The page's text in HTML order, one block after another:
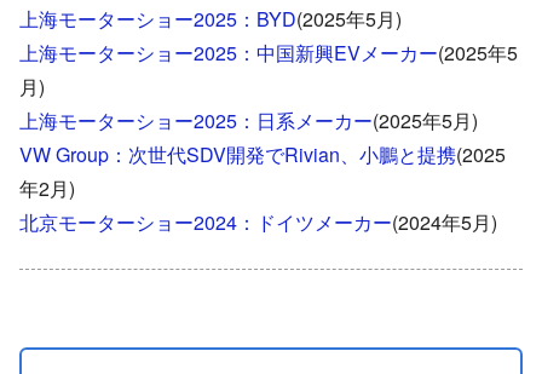
上海モーターショー2025：BYD(2025年5月)
上海モーターショー2025：中国新興EVメーカー(2025年5
月)
上海モーターショー2025：日系メーカー(2025年5月)
VW Group：次世代SDV開発でRivian、小鵬と提携(2025
年2月)
北京モーターショー2024：ドイツメーカー(2024年5月)